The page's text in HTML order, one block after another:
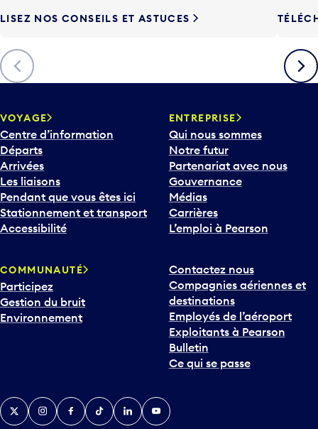
Précédent
LISEZ NOS CONSEILS ET ASTUCES
VOYAGE
Centre d’information
Départs
Arrivées
Les liaisons
Pendant que vous êtes ici
Stationnement et transport
Accessibilité
ENTREPRISE
Qui nous sommes
Notre futur
Partenariat avec nous
Gouvernance
Médias
Carrières
L’emploi à Pearson
COMMUNAUTÉ
Participez
Gestion du bruit
Environnement
Contactez nous
Compagnies aériennes et
destinations
Employés de l’aéroport
Exploitants à Pearson
Bulletin
Ce qui se passe
TwitterInstagramFacebook
TikTokLinkedInYouTube